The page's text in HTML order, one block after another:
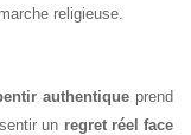
religieuse.
authentique prend
un regret réel face